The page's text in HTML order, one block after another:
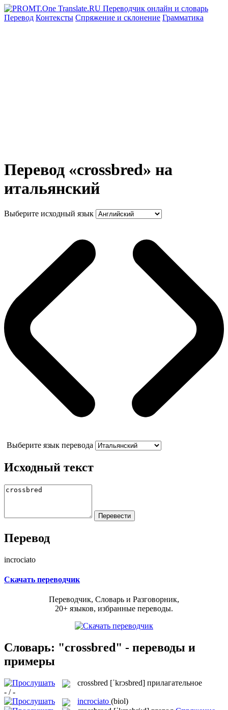
Перевод Контексты Спряжение и склонение Грамматика
Перевод «crossbred» на
итальянский
Выберите исходный язык
Выберите язык перевода
Исходный текст
Перевод
incrociato
Скачать переводчик
Переводчик, Словарь и Разговорник,
20+ языков, избранные переводы.
Словарь: "crossbred" - переводы и
примеры
crossbred [ˈkrɔsbred] прилагательное
- / -
incrociato (biol)